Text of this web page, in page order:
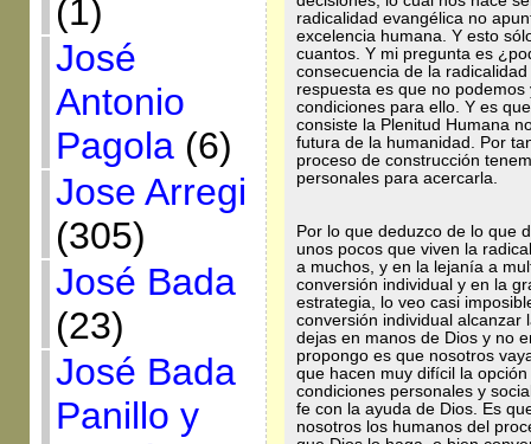
(1)
José
Antonio
Pagola(6)
Jose Arregi
(305)
José Bada
(23)
José Bada
Panillo y
radicalidad evangélica no
excelencia humana. Y esto
cuantos. Y mi pregunta es
consecuencia de la
respuesta es que no
condiciones para ello. Y es
consiste la Plenitud Humana
futura de la humanidad. Por
proceso de construcción
personales para acercarla.
Por lo que deduzco de lo que
unos pocos que viven la
a muchos, y en la lejanía a
conversión individual y en la
estrategia, lo veo casi
conversión individual alcanzar
dejas en manos de Dios y no
propongo es que nosotros
que hacen muy difícil la
condiciones personales y
fe con la ayuda de Dios. Es
nosotros los humanos del